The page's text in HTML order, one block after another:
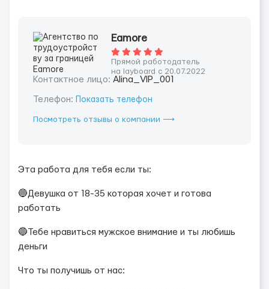
Eamore
Прямой работодатель
на layboard с 20.07.2022
Контактное лицо: Alina_VIP_001
Телефон: Показать телефон
Посмотреть отзывы о компании ⟶
Эта работа для тебя если ты:
🔵Девушка от 18-35 которая хочет и готова
работать
🔵Тебе нравиться мужское внимание и ты любишь
деньги
Что ты получишь от нас: